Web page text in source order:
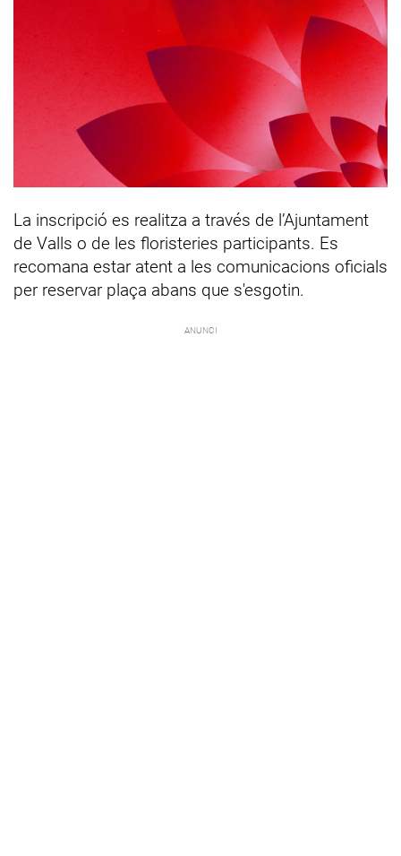
La inscripció es realitza a través de l’Ajuntament
de Valls o de les floristeries participants. Es
recomana estar atent a les comunicacions oficials
per reservar plaça abans que s'esgotin.